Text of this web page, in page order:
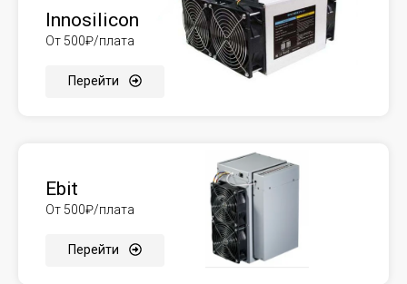
Innosilicon
От 500₽/плата
Перейти
Ebit
От 500₽/плата
Перейти